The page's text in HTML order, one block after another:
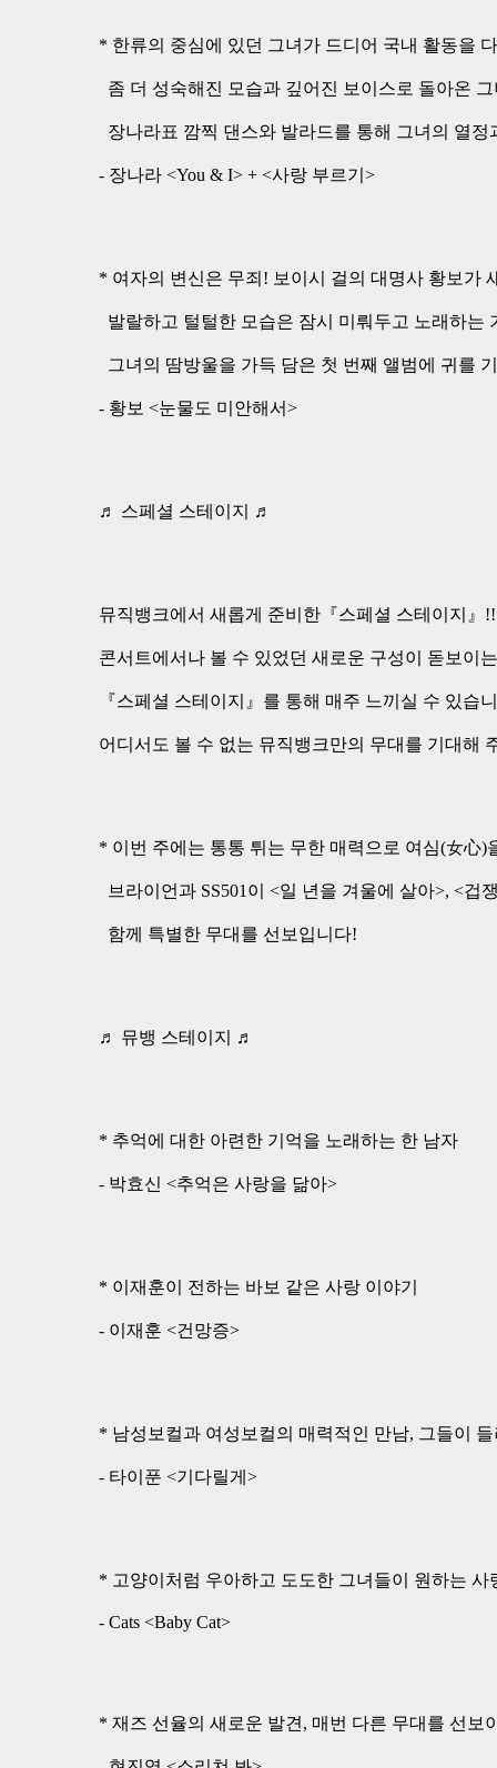
* 한류의 중심에 있던 그녀가 드디어 국내 활동을
좀 더 성숙해진 모습과 깊어진 보이스로 돌아온 그
장나라표 깜찍 댄스와 발라드를 통해 그녀의 열정
- 장나라 <You & I> + <사랑 부르기>
* 여자의 변신은 무죄! 보이시 걸의 대명사 황보가
발랄하고 털털한 모습은 잠시 미뤄두고 노래하는
그녀의 땀방울을 가득 담은 첫 번째 앨범에 귀를
- 황보 <눈물도 미안해서>
♬ 스페셜 스테이지 ♬
뮤직뱅크에서 새롭게 준비한『스페셜 스테이지』!!
콘서트에서나 볼 수 있었던 새로운 구성이 돋보이
『스페셜 스테이지』를 통해 매주 느끼실 수 있습
어디서도 볼 수 없는 뮤직뱅크만의 무대를 기대해
* 이번 주에는 통통 튀는 무한 매력으로 여심(女心)
브라이언과 SS501이 <일 년을 겨울에 살아>, <겁
함께 특별한 무대를 선보입니다!
♬ 뮤뱅 스테이지 ♬
* 추억에 대한 아련한 기억을 노래하는 한 남자
- 박효신 <추억은 사랑을 닮아>
* 이재훈이 전하는 바보 같은 사랑 이야기
- 이재훈 <건망증>
* 남성보컬과 여성보컬의 매력적인 만남, 그들이
- 타이푼 <기다릴게>
* 고양이처럼 우아하고 도도한 그녀들이 원하는 사
- Cats <Baby Cat>
* 재즈 선율의 새로운 발견, 매번 다른 무대를 선보